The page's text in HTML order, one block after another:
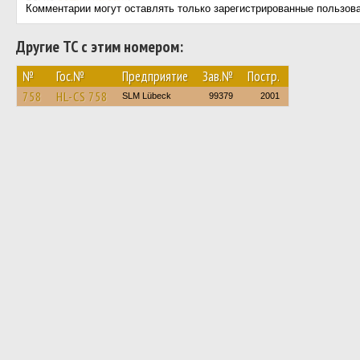
Комментарии могут оставлять только зарегистрированные
Другие ТС с этим номером:
№ Гос.№ Предприятие Зав.№ Постр.
758 HL-CS 758 SLM Lübeck 99379 2001